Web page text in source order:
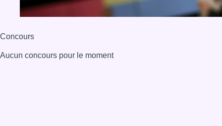
Concours
Aucun concours pour le moment